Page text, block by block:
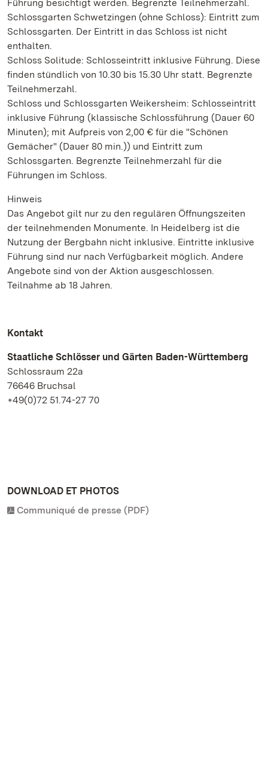
Führung besichtigt werden. Begrenzte Teilnehmerzahl.
Schlossgarten Schwetzingen (ohne Schloss): Eintritt zum
Schlossgarten. Der Eintritt in das Schloss ist nicht
enthalten.
Schloss Solitude: Schlosseintritt inklusive Führung. Diese
finden stündlich von 10.30 bis 15.30 Uhr statt. Begrenzte
Teilnehmerzahl.
Schloss und Schlossgarten Weikersheim: Schlosseintritt
inklusive Führung (klassische Schlossführung (Dauer 60
Minuten); mit Aufpreis von 2,00 € für die "Schönen
Gemächer" (Dauer 80 min.)) und Eintritt zum
Schlossgarten. Begrenzte Teilnehmerzahl für die
Führungen im Schloss.
Hinweis
Das Angebot gilt nur zu den regulären Öffnungszeiten
der teilnehmenden Monumente. In Heidelberg ist die
Nutzung der Bergbahn nicht inklusive. Eintritte inklusive
Führung sind nur nach Verfügbarkeit möglich. Andere
Angebote sind von der Aktion ausgeschlossen.
Teilnahme ab 18 Jahren.
Kontakt
Staatliche Schlösser und Gärten Baden-Württemberg
Schlossraum 22a
76646 Bruchsal
+49(0)72 51.74-27 70
DOWNLOAD ET PHOTOS
Communiqué de presse (PDF)